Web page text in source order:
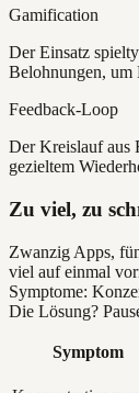
Gamification
Der Einsatz
Belohnungen, um
Feedback-Loop
Der Kreislauf aus
gezieltem
Zu viel, zu
Zwanzig Apps,
viel auf einmal
Symptome:
Die Lösung?
Symptom